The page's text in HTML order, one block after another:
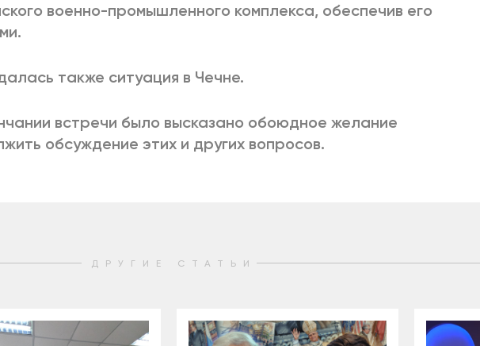
военно-промышленного комплекса, обеспечив его
также ситуация в Чечне.
встречи было высказано обоюдное желание
обсуждение этих и других вопросов.
ДРУГИЕ СТАТЬИ